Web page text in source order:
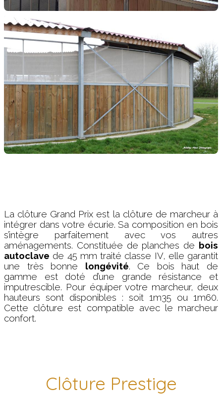
La clôture Grand Prix est la clôture de marcheur à
intégrer dans votre écurie. Sa composition en bois
s’intègre parfaitement avec vos autres
aménagements. Constituée de planches de bois
autoclave de 45 mm traité classe IV, elle garantit
une très bonne longévité. Ce bois haut de
gamme est doté d’une grande résistance et
imputrescible. Pour équiper votre marcheur, deux
hauteurs sont disponibles : soit 1m35 ou 1m60.
Cette clôture est compatible avec le marcheur
confort.
Clôture Prestige